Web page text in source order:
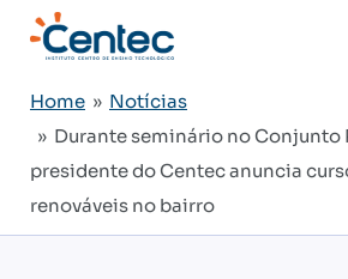
Home » Notícias
» Durante seminário no Conjunto
presidente do Centec anuncia
renováveis no bairro